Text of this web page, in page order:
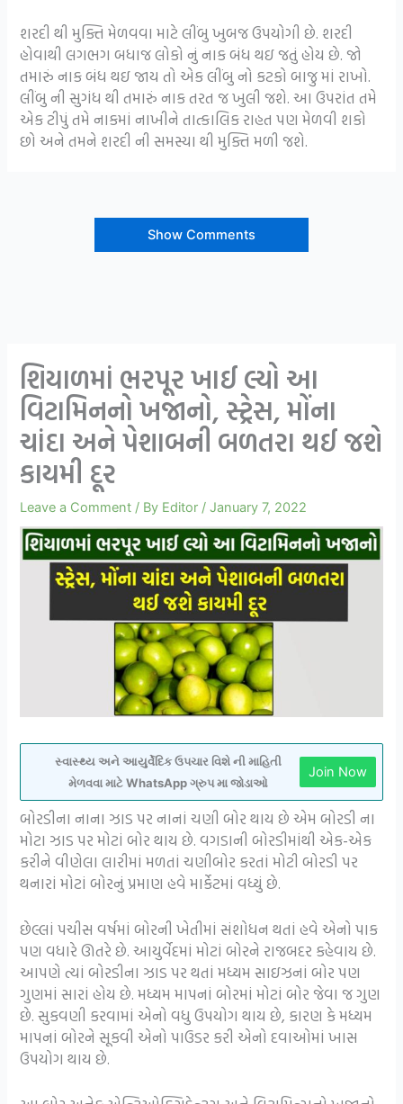
શરદી થી મુક્તિ મેળવવા માટે લીંબુ ખુબજ ઉપયોગી છે. શરદી
હોવાથી લગભગ બધાજ લોકો નું નાક બંધ થઇ જતું હોય છે. જો
તમારું નાક બંધ થઇ જાય તો એક લીંબુ નો કટકો બાજુ માં રાખો.
લીંબુ ની સુગંધ થી તમારું નાક તરત જ ખુલી જશે. આ ઉપરાંત તમે
એક ટીપું તમે નાકમાં નાખીને તાત્કાલિક રાહત પણ મેળવી શકો
છો અને તમને શરદી ની સમસ્યા થી મુક્તિ મળી જશે.
Show Comments
શિયાળમાં ભરપૂર ખાઈ લ્યો આ
વિટામિનનો ખજાનો, સ્ટ્રેસ, મોંના
ચાંદા અને પેશાબની બળતરા થઈ જશે
કાયમી દૂર
Leave a Comment / By Editor /January 7, 2022
સ્વાસ્થ્ય અને આયુર્વેદિક ઉપચાર વિશે ની માહિતી
મેળવવા માટે WhatsApp ગ્રુપ મા જોડાઓ
Join Now
બોરડીના નાના ઝાડ પર નાનાં ચણી બોર થાય છે એમ બોરડી ના
મોટા ઝાડ પર મોટાં બોર થાય છે. વગડાની બોરડીમાંથી એક-એક
કરીને વીણેલા લારીમાં મળતાં ચણીબોર કરતાં મોટી બોરડી પર
થનારાં મોટાં બોરનું પ્રમાણ હવે માર્કેટમાં વધ્યું છે.
છેલ્લાં પચીસ વર્ષમાં બોરની ખેતીમાં સંશોધન થતાં હવે એનો પાક
પણ વધારે ઊતરે છે. આયુર્વેદમાં મોટાં બોરને રાજબદર કહેવાય છે.
આપણે ત્યાં બોરડીના ઝાડ પર થતાં મધ્યમ સાઇઝનાં બોર પણ
ગુણમાં સારાં હોય છે. મધ્યમ માપનાં બોરમાં મોટાં બોર જેવા જ ગુણ
છે. સુકવણી કરવામાં એનો વધુ ઉપયોગ થાય છે, કારણ કે મધ્યમ
માપનાં બોરને સૂકવી એનો પાઉડર કરી એનો દવાઓમાં ખાસ
ઉપયોગ થાય છે.